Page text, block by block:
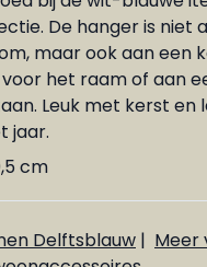
De hanger is niet
maar ook aan een
het raam of aan
Leuk met kerst en
jaar.
cm
Delftsblauw | Meer